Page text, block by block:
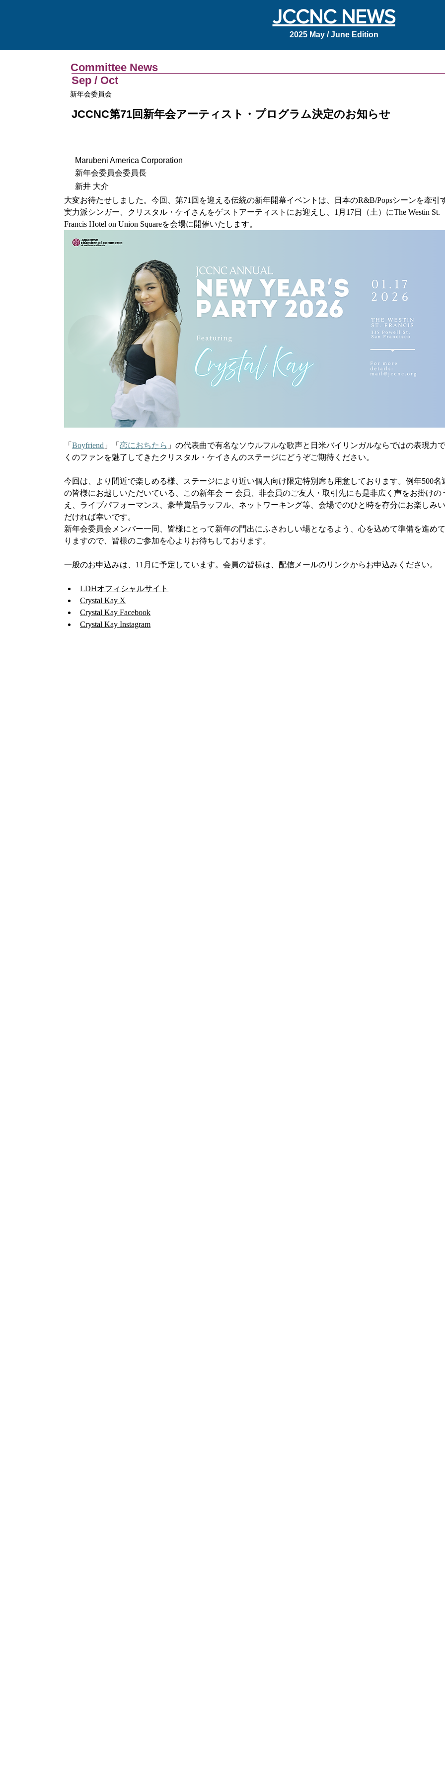
JCCNC NEWS
2025 May / June Edition
Committee News
Sep / Oct
新年会委員会
JCCNC第71回新年会アーティスト・プログラム決定のお知らせ
Marubeni America Corporation
新年会委員会委員長
新井 大介
大変お待たせしました。今回、第71回を迎える伝統の新年開幕イベントは、日本のR&B/Popsシーンを牽引
実力派シンガー、クリスタル・ケイさんをゲストアーティストにお迎えし、1月17日（土）にThe Westin St.
Francis Hotel on Union Squareを会場に開催いたします。
「Boyfriend 」「恋におちたら 」の代表曲で有名なソウルフルな歌声と日米バイリンガルならではの表現力
くのファンを魅了してきたクリスタル・ケイさんのステージにどうぞご期待ください。
今回は、より間近で楽しめる様、ステージにより近い個人向け限定特別席も用意しております。例年500名
の皆様にお越しいただいている、この新年会 ー 会員、非会員のご友人・取引先にも是非広く声をお掛けの
え、ライブパフォーマンス、豪華賞品ラッフル、ネットワーキング等、会場でのひと時を存分にお楽しみ
だければ幸いです。
新年会委員会メンバー一同、皆様にとって新年の門出にふさわしい場となるよう、心を込めて準備を進め
りますので、皆様のご参加を心よりお待ちしております。
一般のお申込みは、11月に予定しています。会員の皆様は、配信メールのリンクからお申込みください。
LDHオフィシャルサイト
Crystal Kay X
Crystal Kay Facebook
Crystal Kay Instagram